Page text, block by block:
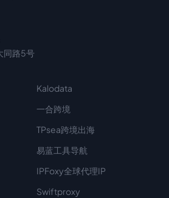
同路5号
Kalodata
一合跨境
TPsea跨境出海
易蓝工具导航
IPFoxy全球代理IP
Swiftproxy